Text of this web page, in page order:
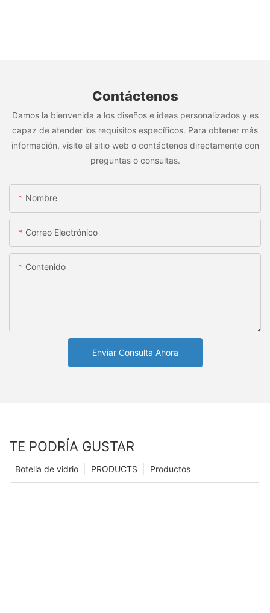
Contáctenos
Damos la bienvenida a los diseños e ideas personalizados y es
capaz de atender los requisitos específicos. Para obtener más
información, visite el sitio web o contáctenos directamente con
preguntas o consultas.
Nombre
Correo Electrónico
Contenido
Enviar Consulta Ahora
TE PODRÍA GUSTAR
Productos
PRODUCTS
Botella de vidrio